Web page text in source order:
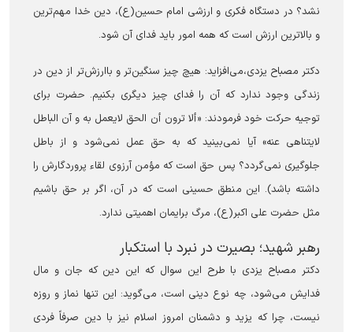
نشد؟ در دستگاه فکری و ارزشی امام حسین(ع)، دین خدا مهم‌ترین
و بالاترین ارزش است که همه امور باید فدای آن شود.
دکتر مصباح یزدی،می‌افزاید: هیچ چیز سنگین‌تر و باارزش‌تر از دین در
زندگی وجود ندارد که آن را فدای چیز دیگری بکنیم. حضرت برای
توجیه حرکت خود فرمودند: «ألا ترون أن الحق لایعمل به و آن الباطل
لایتناهی عنه» آیا نمی‌بینید که به حق عمل نمی‌شود و از باطل
جلوگیری نمی‌گردد؟ پس حق است که مؤمن آرزوی لقاء پروردگارش را
داشته باشد). این منطق حسینی است که در آن، اگر بر حق باشیم
مثل حضرت علی اکبر(ع)، مرگ برایمان اهمیتی ندارد.
‏رهبر شهید؛ بصیرت در نبرد با استکبار
دکتر مصباح یزدی با طرح این سوال که این دین که جان و مال
فدایش می‌شود، چه نوع دینی است، می‌گوید: این تنها نماز و روزه
نیست، چرا که یزید و دشمنان امروز اسلام نیز با دین صرفاً فردی